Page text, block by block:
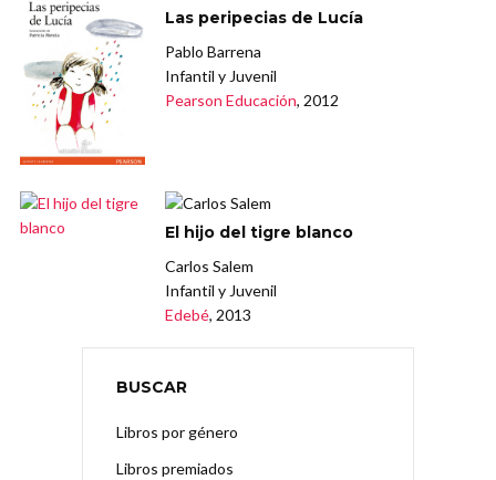
Las peripecias de Lucía
Pablo Barrena
Infantil y Juvenil
Pearson Educación, 2012
El hijo del tigre blanco
Carlos Salem
Infantil y Juvenil
Edebé, 2013
BUSCAR
Libros por género
Libros premiados